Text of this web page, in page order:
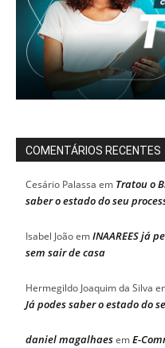
COMENTÁRIOS RECENTES
Cesário Palassa em Tratou o
saber o estado do seu
Isabel JoãoemINAAREES já
sem sair de casa
Hermegildo Joaquim da Silva
Já podes saber o estado do
daniel magalhaesemE-